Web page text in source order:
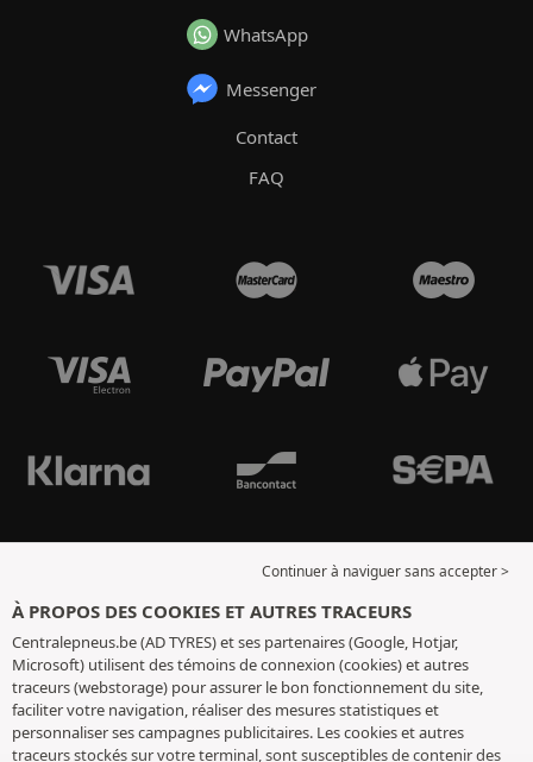
WhatsApp
Messenger
Contact
FAQ
Continuer à naviguer sans accepter >
À PROPOS DES COOKIES ET AUTRES TRACEURS
Centralepneus.be (AD TYRES) et ses partenaires (Google, Hotjar,
Microsoft) utilisent des témoins de connexion (cookies) et autres
traceurs (webstorage) pour assurer le bon fonctionnement du site,
faciliter votre navigation, réaliser des mesures statistiques et
personnaliser ses campagnes publicitaires. Les cookies et autres
traceurs stockés sur votre terminal, sont susceptibles de contenir des